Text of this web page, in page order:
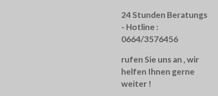
24 Stunden Beratungs
- Hotline :
0664/3576456
rufen Sie uns an , wir
helfen Ihnen gerne
weiter !